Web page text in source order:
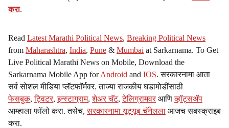
करा.
Read Latest Marathi Political News, Breaking Political News
from Maharashtra, India, Pune & Mumbai at Sarkarnama. To Get
Live Political Marathi News on Mobile, Download the
Sarkarnama Mobile App forAndroid and IOS. सरकारनामा आता
सर्व सोशल मीडिया प्लॅटफॉर्मवर. ताज्या राजकीय घडामोडींसाठी
फेसबुक,ट्विटर,इन्स्टाग्राम,शेअर चॅट,टेलिग्रामवर आणिव्हॉट्सॲप
आम्हाला फॉलो करा. तसेच,सरकारनामा यूट्यूब चॅनेलला आजच सबस्क्राइब
करा.